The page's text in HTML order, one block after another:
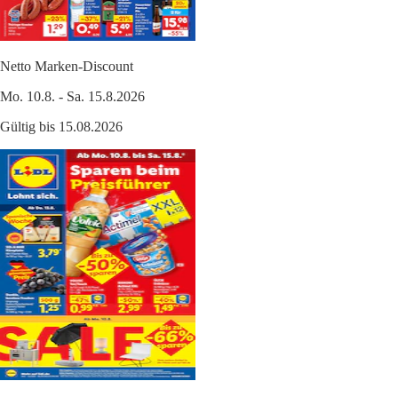
Netto Marken-Discount
Mo. 10.8. - Sa. 15.8.2026
Gültig bis 15.08.2026